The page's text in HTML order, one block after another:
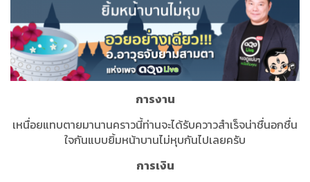
การงาน
เหนื่อยแทบตายมานานคราวนี้ท่านจะได้รับควาวสำเร็จน่าชื่นอกชื่น
ใจกันแบบยิ้มหน้าบานไม่หุบกันไปเลยครับ
การเงิน